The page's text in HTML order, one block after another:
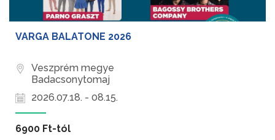
VARGA BALATONE 2026
Veszprém megye
Badacsonytomaj
2026.07.18. - 08.15.
6900 Ft-tól